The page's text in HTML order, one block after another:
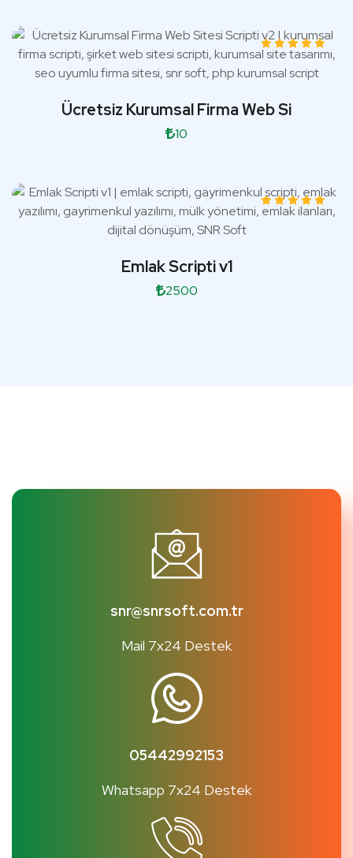
Ücretsiz Kurumsal Firma Web Si
10
Emlak Scripti v1
2500
snr@snrsoft.com.tr
Mail 7x24 Destek
05442992153
Whatsapp 7x24 Destek